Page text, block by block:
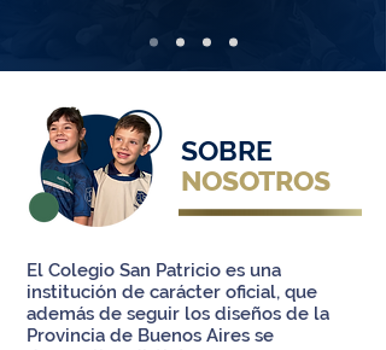
SOBRE
NOSOTROS
El Colegio San Patricio es una
institución de carácter oficial, que
además de seguir los diseños de la
Provincia de Buenos Aires se